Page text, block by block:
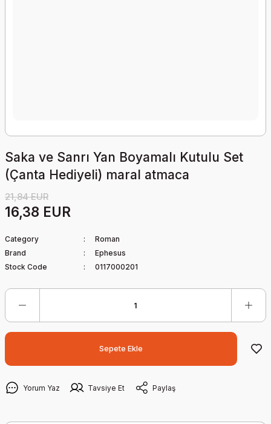
Saka ve Sanrı Yan Boyamalı Kutulu Set
(Çanta Hediyeli) maral atmaca
21,84 EUR
16,38 EUR
Category
Roman
Brand
Ephesus
Stock Code
0117000201
Sepete Ekle
Yorum Yaz Tavsiye Et Paylaş